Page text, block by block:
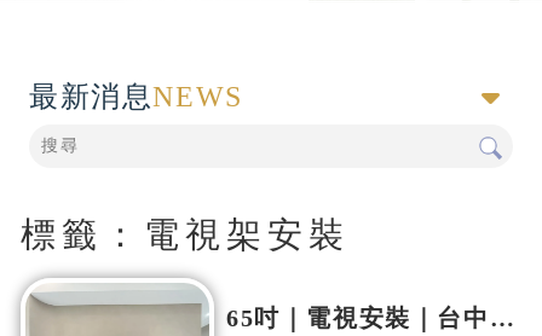
最新消息NEWS
標籤：電視架安裝
65吋｜電視安裝｜台中北